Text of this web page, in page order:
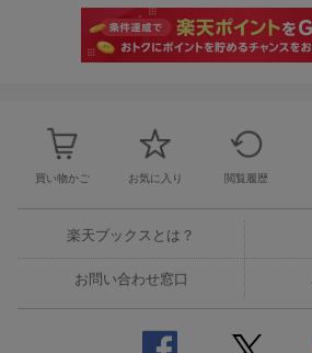
買い物かご お気に入り 閲覧履歴
楽天ブックスとは？
お問い合わせ窓口